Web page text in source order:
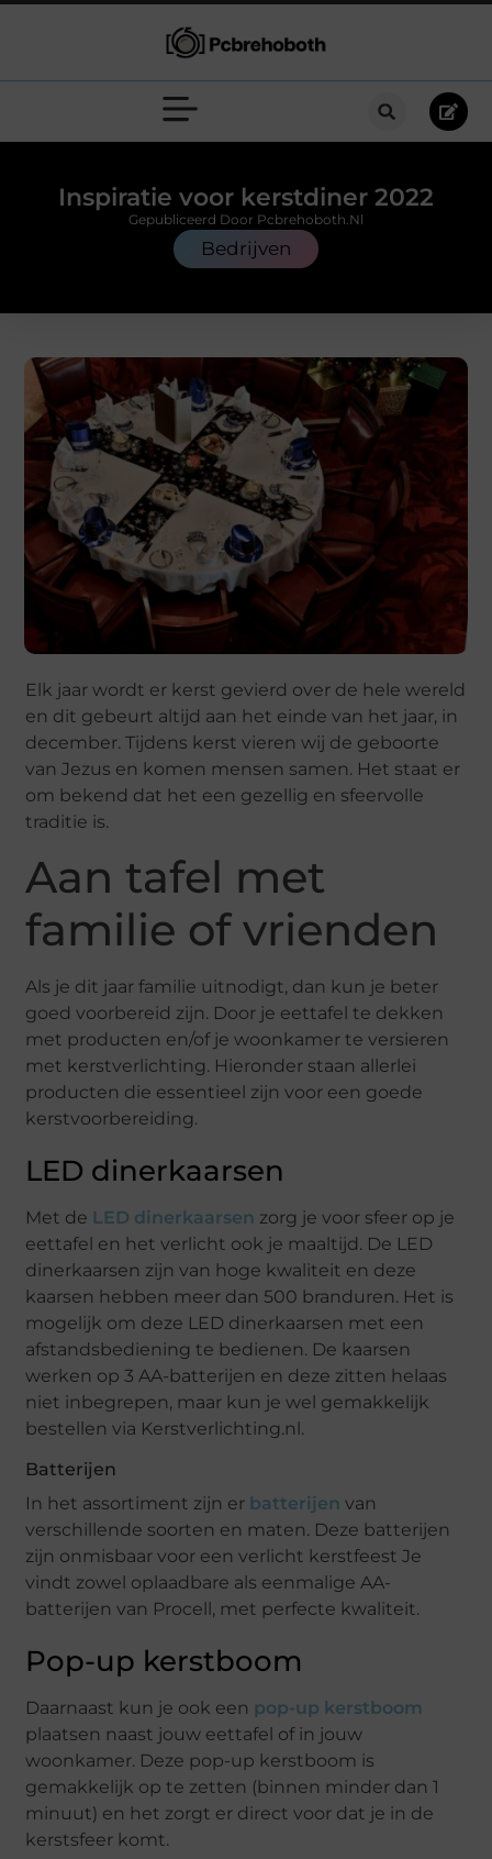
Inspiratie voor kerstdiner 2022
Bedrijven
Gepubliceerd Door Pcbrehoboth.nl
Elk jaar wordt er kerst gevierd over de hele wereld
en dit gebeurt altijd aan het einde van het jaar, in
december. Tijdens kerst vieren wij de geboorte
van Jezus en komen mensen samen. Het staat er
om bekend dat het een gezellig en sfeervolle
traditie is.
Aan tafel met
familie of vrienden
Als je dit jaar familie uitnodigt, dan kun je beter
goed voorbereid zijn. Door je eettafel te dekken
met producten en/of je woonkamer te versieren
met kerstverlichting. Hieronder staan allerlei
producten die essentieel zijn voor een goede
kerstvoorbereiding.
LED dinerkaarsen
Met de LED dinerkaarsen zorg je voor sfeer op je
eettafel en het verlicht ook je maaltijd. De LED
dinerkaarsen zijn van hoge kwaliteit en deze
kaarsen hebben meer dan 500 branduren. Het is
mogelijk om deze LED dinerkaarsen met een
afstandsbediening te bedienen. De kaarsen
werken op 3 AA-batterijen en deze zitten helaas
niet inbegrepen, maar kun je wel gemakkelijk
bestellen via Kerstverlichting.nl.
Batterijen
In het assortiment zijn er batterijen van
verschillende soorten en maten. Deze batterijen
zijn onmisbaar voor een verlicht kerstfeest Je
vindt zowel oplaadbare als eenmalige AA-
batterijen van Procell, met perfecte kwaliteit.
Pop-up kerstboom
Daarnaast kun je ook een pop-up kerstboom
plaatsen naast jouw eettafel of in jouw
woonkamer. Deze pop-up kerstboom is
gemakkelijk op te zetten (binnen minder dan 1
minuut) en het zorgt er direct voor dat je in de
kerstsfeer komt.